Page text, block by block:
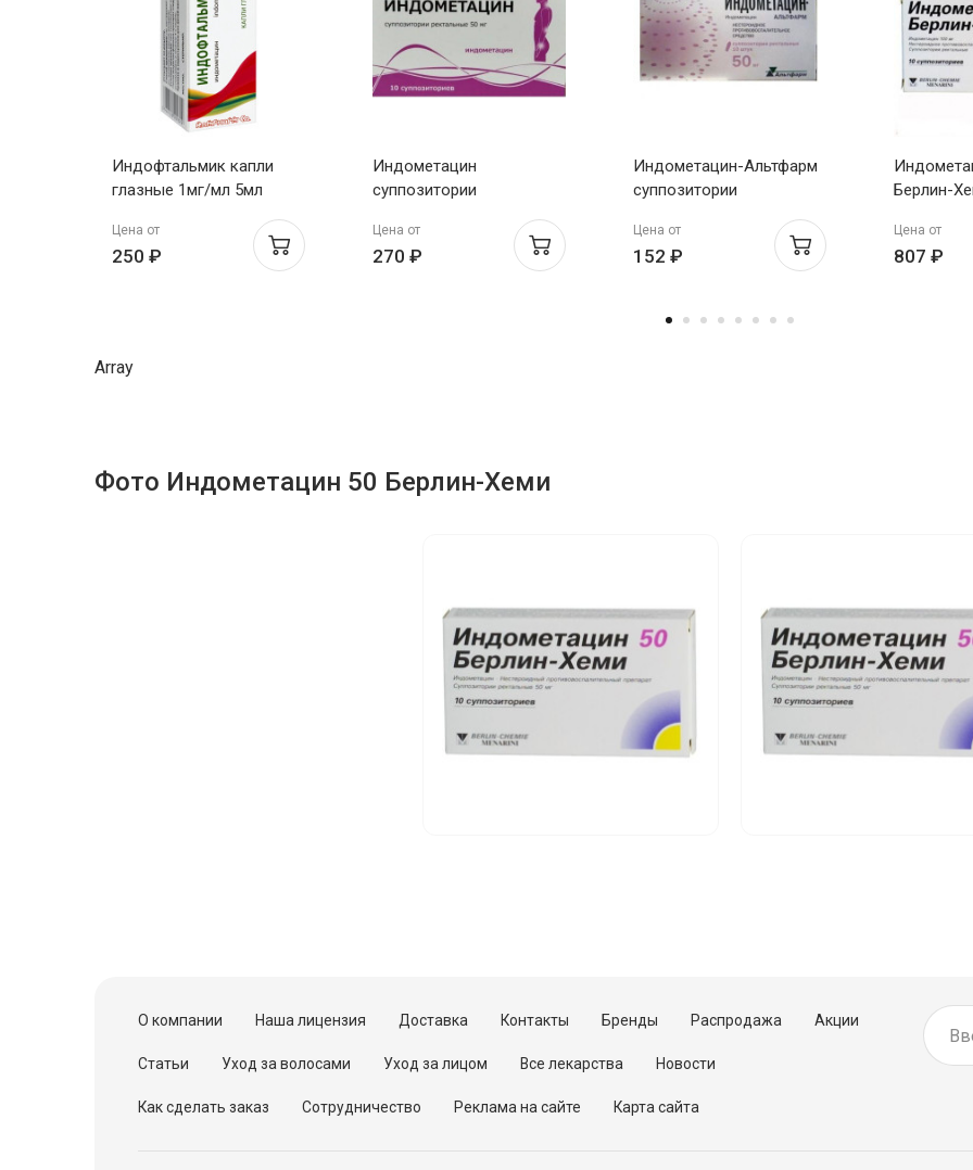
Индофтальмик капли
глазные 1мг/мл 5мл
Цена от
250 ₽
Индометацин
суппозитории
Тульская фф
Цена от
270 ₽
Индометацин-Альтфарм
суппозитории
Цена от
152 ₽
Берлин-
Цена от
807 ₽
Array
Фото Индометацин 50 Берлин-Хеми
О компании Наша лицензия Доставка Контакты Бренды Распродажа Акции
Статьи Уход за волосами Уход за лицом Все лекарства Новости
Как сделать заказ Сотрудничество Реклама на сайте Карта сайта